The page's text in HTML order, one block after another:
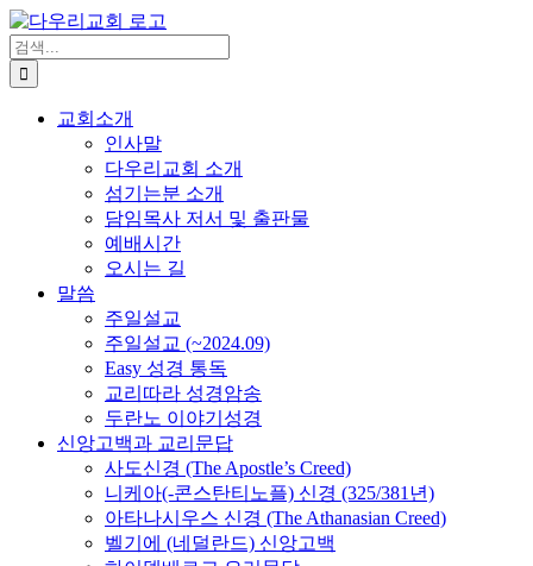
Skip
to
content
검
색
...
교회소개
인사말
다우리교회 소개
섬기는분 소개
담임목사 저서 및 출판물
예배시간
오시는 길
말씀
주일설교
주일설교 (~2024.09)
Easy 성경 통독
교리따라 성경암송
두란노 이야기성경
신앙고백과 교리문답
사도신경 (The Apostle’s Creed)
니케아(-콘스탄티노플) 신경 (325/381년)
아타나시우스 신경 (The Athanasian Creed)
벨기에 (네덜란드) 신앙고백